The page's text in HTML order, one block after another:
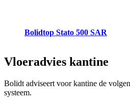
Bolidtop Stato 500 SAR
Vloeradvies kantine
Bolidt adviseert voor kantine de
systeem.